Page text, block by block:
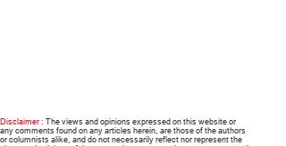
Disclaimer : The views and opinions expressed on this website or
any comments found on any articles herein, are those of the authors
or columnists alike, and do not necessarily reflect nor represent the